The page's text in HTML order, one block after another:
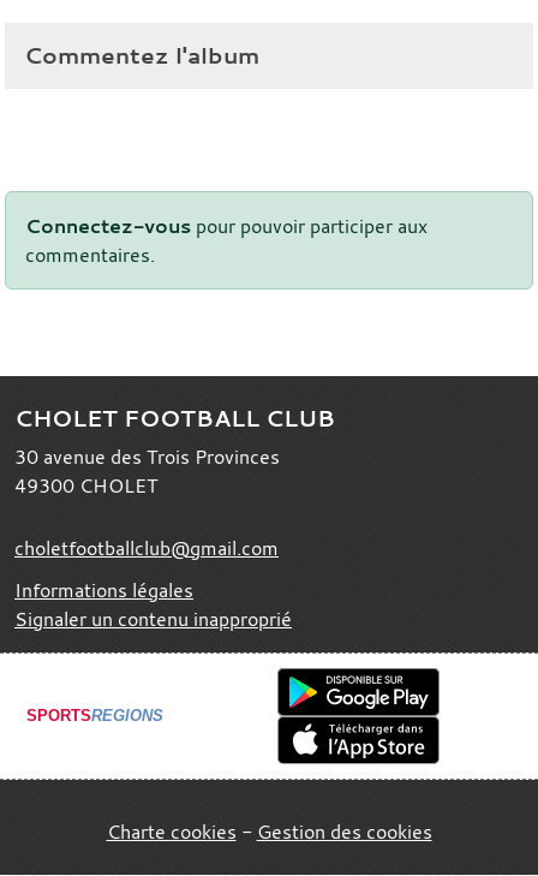
Commentez l'album
Connectez-vous pour pouvoir participer aux
commentaires.
CHOLET FOOTBALL CLUB
30 avenue des Trois Provinces
49300 CHOLET
choletfootballclub@gmail.com
Informations légales
Signaler un contenu inapproprié
SPORTSREGIONS
Charte cookies Gestion des cookies